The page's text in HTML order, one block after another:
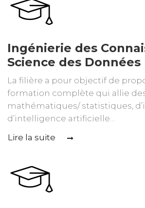
Ingénierie des
Science des Données
La filière a pour objectif de
formation complète qui allie
mathématiques/ statistiques,
d’intelligence artificielle…
Lire la suite